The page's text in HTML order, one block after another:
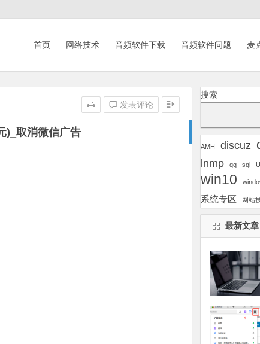
首页 网络技术 音频软件下载 音频软件问题 麦
)_取消微信广告
发表评论
搜索
AMH discuz
lnmp qq sql
win10
系统专区
网站
最新文章